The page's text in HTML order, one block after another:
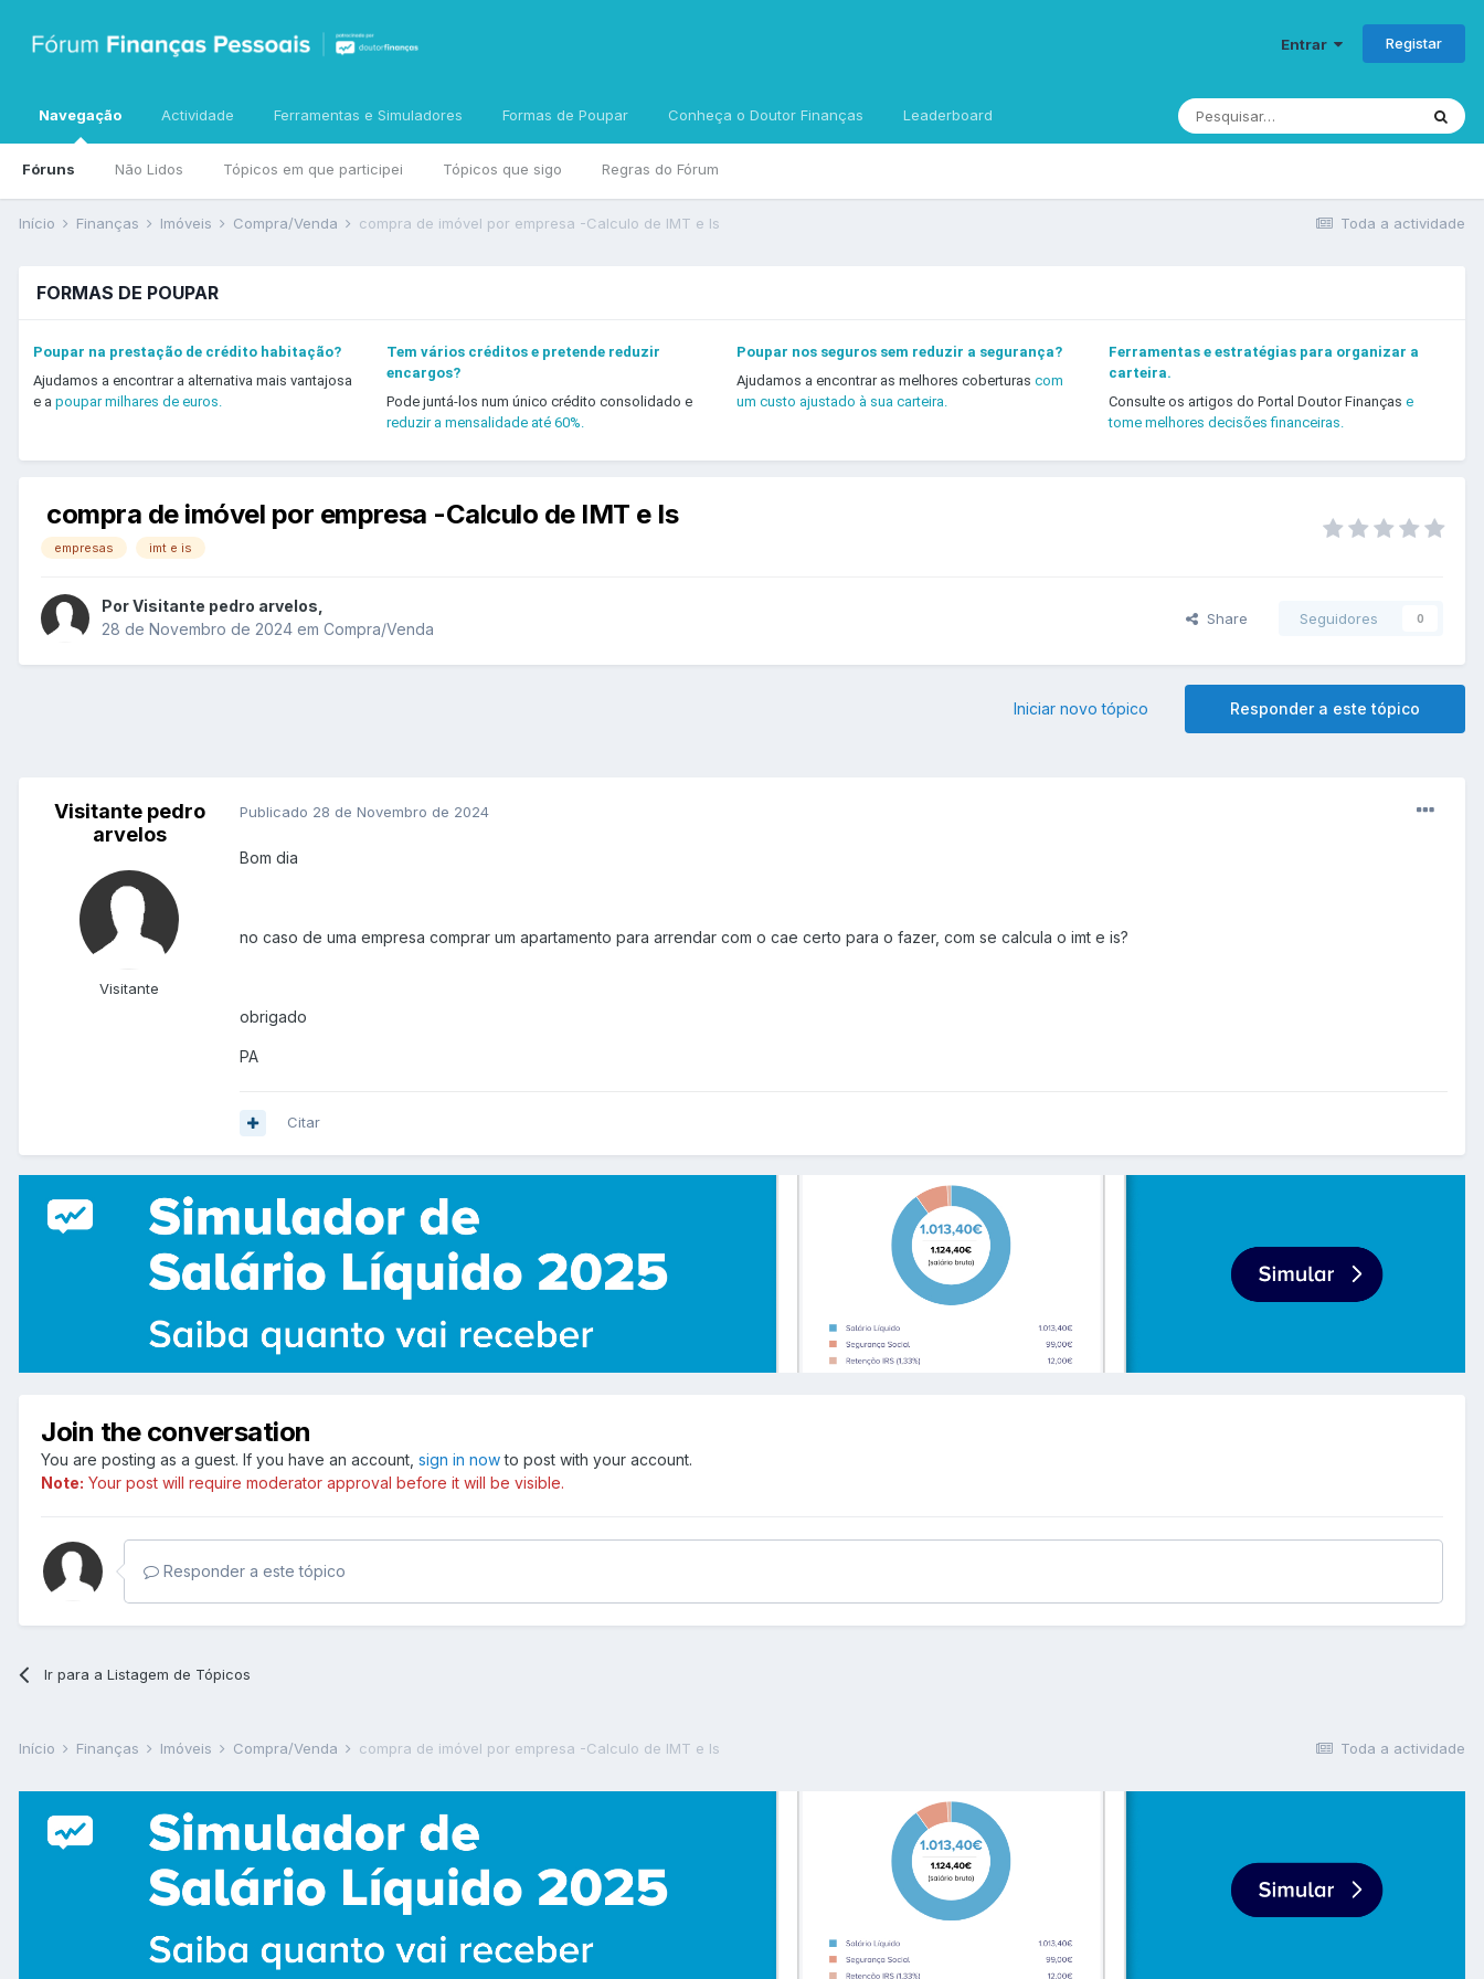
Entrar Registar
Navegação
Fóruns Não Lidos Tópicos em que participei Tópicos que sigo Regras do Fórum
Actividade Ferramentas e Simuladores Formas de Poupar Conheça o Doutor Finanças Leaderboard
Toda a actividade
Início Finanças Imóveis Compra/Venda compra de imóvel por empresa -Calculo de IMT e Is
FORMAS DE POUPAR
Poupar na prestação de crédito habitação?
Ajudamos a encontrar a alternativa mais vantajosa
e a poupar milhares de euros.
Tem vários créditos e pretende reduzir
encargos?
Pode juntá-los num único crédito consolidado e
reduzir a mensalidade até 60%.
Poupar nos seguros sem reduzir a segurança?
Ajudamos a encontrar as melhores coberturascom
um custo ajustado à sua carteira.
Ferramentas e estratégias para organizar a
carteira.
Consulte os artigos do Portal Doutor Finanças e
tome melhores decisões financeiras.
compra de imóvel por empresa -Calculo de IMT e Is
empresas imt e is
PorVisitante pedro arvelos
28 de Novembro de 2024 em Compra/Venda
Share Seguidores 0
Responder a este tópico
Iniciar novo tópico
Visitante pedro
arvelos
Visitante
Publicado 28 de Novembro de 2024
Bom dia
no caso de uma empresa comprar um apartamento para arrendar com o cae certo para o fazer, com se calcula o imt e is?
obrigado
PA
Citar
Join the conversation
You are posting as a guest. If you have an account, sign in nowto post with your account.
Note: Your post will require moderator approval before it will be visible.
Responder a este tópico
Ir para a Listagem de Tópicos
Toda a actividade
Início Finanças Imóveis Compra/Venda compra de imóvel por empresa -Calculo de IMT e Is